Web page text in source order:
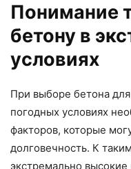
Понимание
бетону в
условиях
При выборе бетона
погодных условиях
факторов, которые
долговечность. К
экстремально